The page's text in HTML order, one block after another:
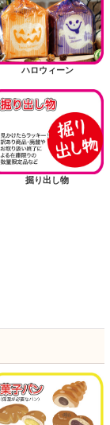
ハロウィーン
掘り出し物